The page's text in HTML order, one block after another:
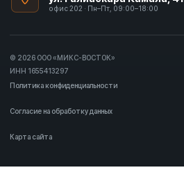
офис 202 · Пн–Пт, 09:00–18:00
© 2026 ООО «МИКС-ВОСТОК»
ИНН 1655413297
Политика конфиденциальности
Согласие на обработку данных
Карта сайта